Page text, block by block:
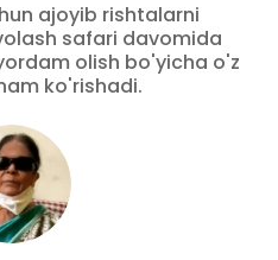
ajoyib rishtalarni
safari davomida
olish bo'yicha o'z
ko'rishadi.